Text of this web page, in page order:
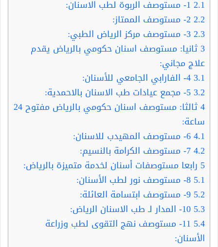
2.1
2.2
2.3
3ثانيا: مستوصف اسنان حكومي بالرياض يقدم
علاج مجاني:
3.1
3.2
4
ثالثا: مستوصف اسنان حكومي بالرياض مفتوح 24
ساعة:
4.1
4.2
5 رابعا مستوصفات أسنان لخدمة متميزة بالرياض:
5.1
5.2
5.3
5.4
11- مستوصف نهج التقوى لطب وزراعة
الأسنان: